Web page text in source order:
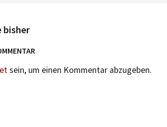
bisher
sein, um einen Kommentar abzugeben.